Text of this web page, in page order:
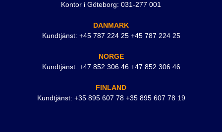
Kontor i Göteborg: 031-277 001
DANMARK
Kundtjänst: +45 787 224 25 +45 787 224 25
NORGE
Kundtjänst: +47 852 306 46 +47 852 306 46
FINLAND
Kundtjänst: +35 895 607 78 +35 895 607 78 19